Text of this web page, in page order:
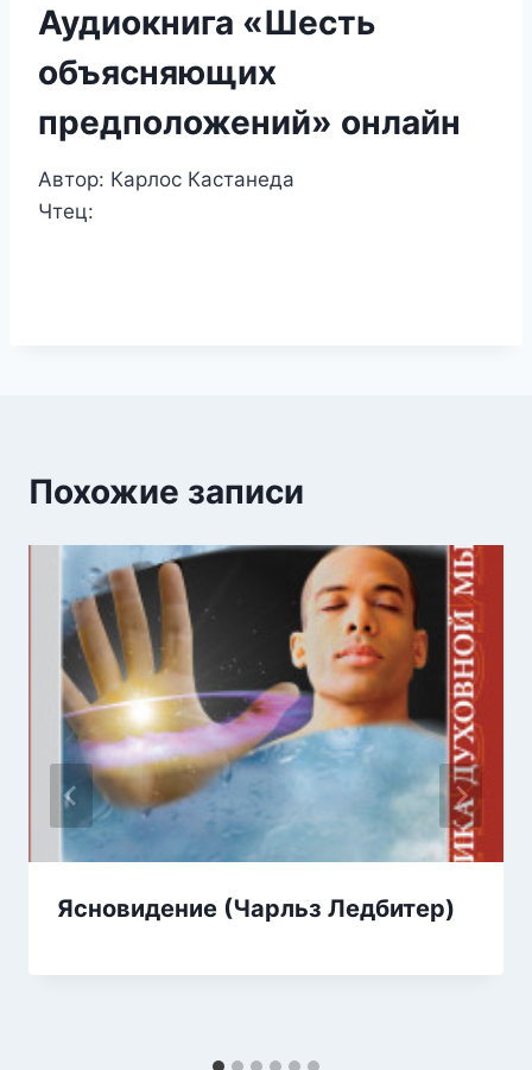
Аудиокнига «Шесть
объясняющих
предположений» онлайн
Автор: Карлос Кастанеда
Чтец:
Похожие записи
Ясновидение (Чарльз Ледбитер)